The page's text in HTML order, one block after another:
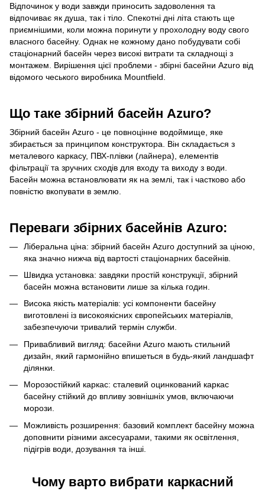
Відпочинок у води завжди приносить задоволення та
відпочиває як душа, так і тіло. Спекотні дні літа стають ще
приємнішими, коли можна поринути у прохолодну воду свого
власного басейну. Однак не кожному дано побудувати собі
стаціонарний басейн через високі витрати та складнощі з
монтажем. Вирішення цієї проблеми - збірні басейни Azuro від
відомого чеського виробника Mountfield.
Що таке збірний басейн Azuro?
Збірний басейн Azuro - це повноцінне водоймище, яке
збирається за принципом конструктора. Він складається з
металевого каркасу, ПВХ-плівки (лайнера), елементів
фільтрації та зручних сходів для входу та виходу з води.
Басейн можна встановлювати як на землі, так і частково або
повністю вкопувати в землю.
Переваги збірних басейнів Azuro:
Ліберальна ціна: збірний басейн Azuro доступний за ціною,
яка значно нижча від вартості стаціонарних басейнів.
Швидка установка: завдяки простій конструкції, збірний
басейн можна встановити лише за кілька годин.
Висока якість матеріалів: усі компоненти басейну
виготовлені із високоякісних європейських матеріалів,
забезпечуючи тривалий термін служби.
Привабливий вигляд: басейни Azuro мають стильний
дизайн, який гармонійно впишеться в будь-який ландшафт
ділянки.
Морозостійкий каркас: сталевий оцинкований каркас
басейну стійкий до впливу зовнішніх умов, включаючи
морози.
Можливість розширення: базовий комплект басейну можна
доповнити різними аксесуарами, такими як освітлення,
підігрів води, дозування та інші.
Чому варто вибрати каркасний